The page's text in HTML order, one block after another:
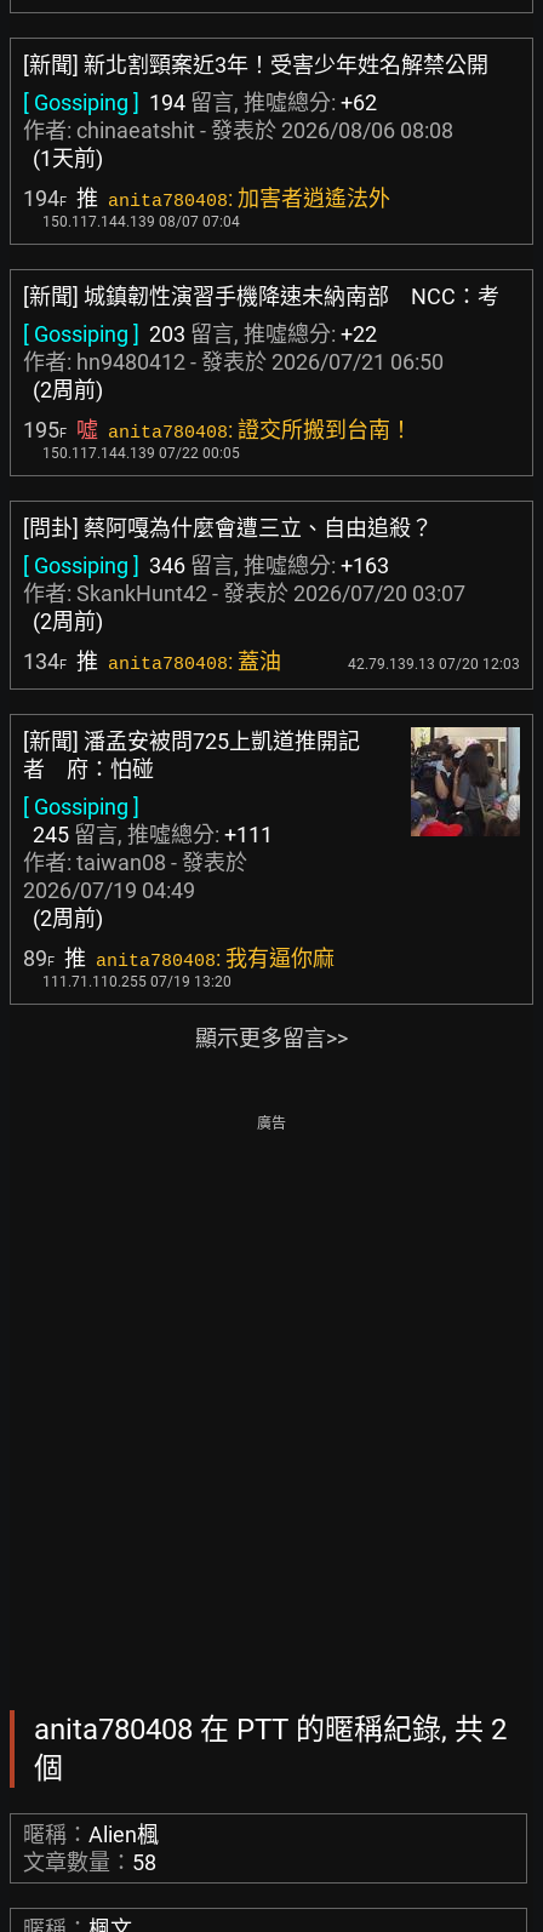
[新聞] 新北割頸案近3年！受害少年姓名解禁公開
[ Gossiping ] 194 留言, 推噓總分: +62
作者: chinaeatshit- 發表於 2026/08/06 08:08
(1天前)
194F 推 anita780408: 加害者逍遙法外
150.117.144.139 08/07 07:04
[新聞] 城鎮韌性演習手機降速未納南部 NCC：考
[ Gossiping ] 203 留言, 推噓總分: +22
作者: hn9480412 - 發表於 2026/07/21 06:50
(2周前)
195F 噓 anita780408: 證交所搬到台南！
150.117.144.139 07/22 00:05
[問卦] 蔡阿嘎為什麼會遭三立、自由追殺？
[ Gossiping ] 346 留言, 推噓總分: +163
作者: SkankHunt42 - 發表於 2026/07/20 03:07
(2周前)
134F 推 anita780408: 蓋油 42.79.139.13 07/20 12:03
[新聞] 潘孟安被問725上凱道推開記
者 府：怕碰
[ Gossiping ]
245 留言, 推噓總分: +111
作者: taiwan08 - 發表於
2026/07/19 04:49
(2周前)
89F 推 anita780408: 我有逼你麻
111.71.110.255 07/19 13:20
顯示更多留言>>
廣告
anita780408 在 PTT 的暱稱紀錄, 共 2
個
暱稱： Alien楓
文章數量： 58